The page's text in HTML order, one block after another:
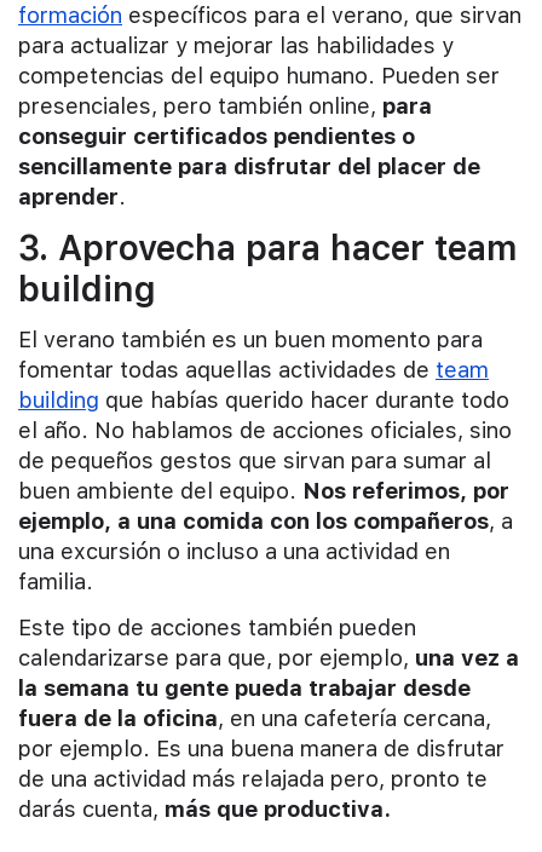
formación específicos para el verano, que sirvan
para actualizar y mejorar las habilidades y
competencias del equipo humano. Pueden ser
presenciales, pero también online, para
conseguir certificados pendientes o
sencillamente para disfrutar del placer de
aprender.
3. Aprovecha para hacer team
building
El verano también es un buen momento para
fomentar todas aquellas actividades de team
building que habías querido hacer durante todo
el año. No hablamos de acciones oficiales, sino
de pequeños gestos que sirvan para sumar al
buen ambiente del equipo. Nos referimos, por
ejemplo, a una comida con los compañeros, a
una excursión o incluso a una actividad en
familia.
Este tipo de acciones también pueden
calendarizarse para que, por ejemplo, una vez a
la semana tu gente pueda trabajar desde
fuera de la oficina, en una cafetería cercana,
por ejemplo. Es una buena manera de disfrutar
de una actividad más relajada pero, pronto te
darás cuenta, más que productiva.